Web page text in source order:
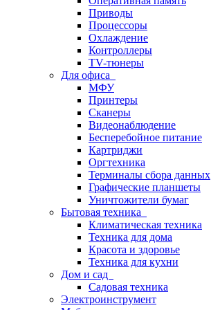
Приводы
Процессоры
Охлаждение
Контроллеры
TV-тюнеры
Для офиса
МФУ
Принтеры
Сканеры
Видеонаблюдение
Бесперебойное питание
Картриджи
Оргтехника
Терминалы сбора данных
Графические планшеты
Уничтожители бумаг
Бытовая техника
Климатическая техника
Техника для дома
Красота и здоровье
Техника для кухни
Дом и сад
Садовая техника
Электроинструмент